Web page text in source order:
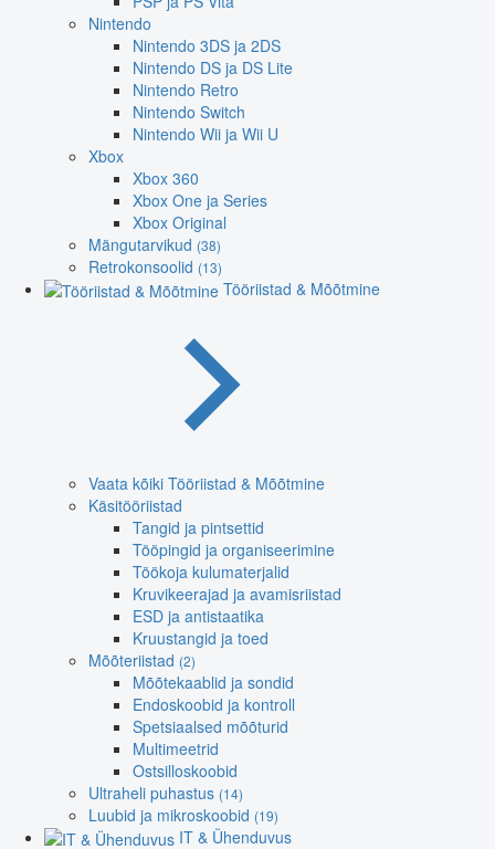
Nintendo
Nintendo 3DS ja 2DS
Nintendo DS ja DS Lite
Nintendo Retro
Nintendo Switch
Nintendo Wii ja Wii U
Xbox
Xbox 360
Xbox One ja Series
Xbox Original
Mängutarvikud (38)
Retrokonsoolid (13)
Tööriistad & Mõõtmine
Vaata kõiki Tööriistad & Mõõtmine
Käsitööriistad
Tangid ja pintsettid
Tööpingid ja organiseerimine
Töökoja kulumaterjalid
Kruvikeerajad ja avamisriistad
ESD ja antistaatika
Kruustangid ja toed
Mõõteriistad (2)
Mõõtekaablid ja sondid
Endoskoobid ja kontroll
Spetsiaalsed mõõturid
Multimeetrid
Ostsilloskoobid
Ultraheli puhastus (14)
Luubid ja mikroskoobid (19)
IT & Ühenduvus